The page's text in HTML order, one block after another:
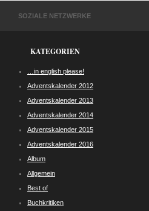
SOZIALE NETZWERKE
KATEGORIEN
…in english please!
Adventskalender 2012
Adventskalender 2013
Adventskalender 2014
Adventskalender 2015
Adventskalender 2016
Album
Allgemein
Best of
Buchkritiken